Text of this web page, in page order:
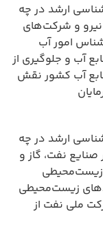
ارشد در چه
نیرو و شرکت‌های
امور آب
آب و جلوگیری از
آب کشور نقش
ارشد در چه
نفت، گاز و
زیست‌محیطی
زیست‌محیطی
ملی نفت از